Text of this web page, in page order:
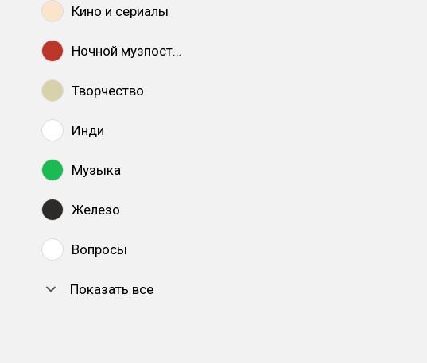
Кино и сериалы
Ночной музпостинг
Творчество
Инди
Музыка
Железо
Вопросы
Показать все